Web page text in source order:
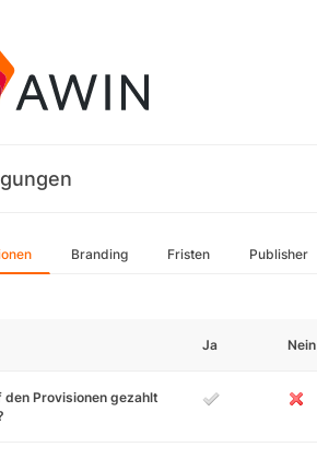
Branding Fristen Publisher
Ja Nein
Provisionen gezahlt